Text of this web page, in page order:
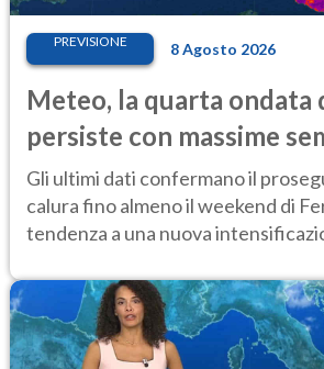
PREVISIONE 8 Agosto 2026
Meteo, la quarta ondata
persiste con massime
elevate
Gli ultimi dati confermano il
calura fino almeno il weekend di
tendenza a una nuova